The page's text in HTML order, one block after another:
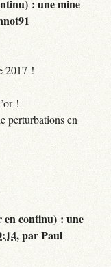
: une mine
2017 !
!
perturbations en
en continu) : une
,parPaul